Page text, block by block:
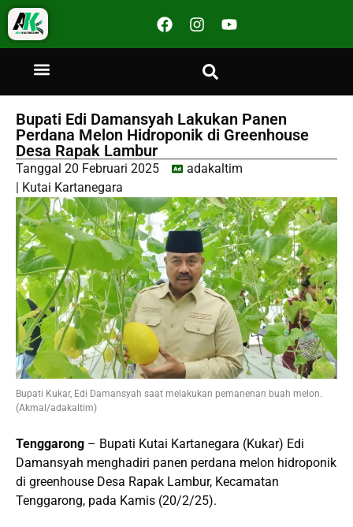
Bupati Edi Damansyah Lakukan Panen
Perdana Melon Hidroponik di Greenhouse
Desa Rapak Lambur
Tanggal 20 Februari 2025
adakaltim
Kutai Kartanegara
Bupati Kukar, Edi Damansyah saat melakukan pemanenan buah melon.
(Akmal/adakaltim)
Tenggarong – Bupati Kutai Kartanegara (Kukar) Edi
Damansyah menghadiri panen perdana melon hidroponik
di greenhouse Desa Rapak Lambur, Kecamatan
Tenggarong, pada Kamis (20/2/25).